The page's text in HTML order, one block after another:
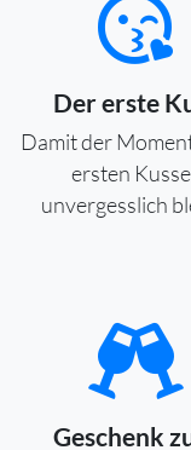
Der erste
Damit der
ersten
unvergesslich
Geschenk